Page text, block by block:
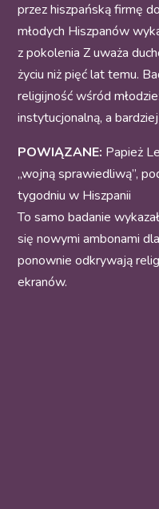
przez hiszpańską firmę
młodych Hiszpanów
z pokolenia Z uważa
życiu niż pięć lat temu.
religijność wśród
instytucjonalną, a
POWIĄZANE: Papież
„wojną sprawiedliwą”,
tygodniu w Hiszpanii
To samo badanie
się nowymi ambonami
ponownie odkrywają
ekranów.